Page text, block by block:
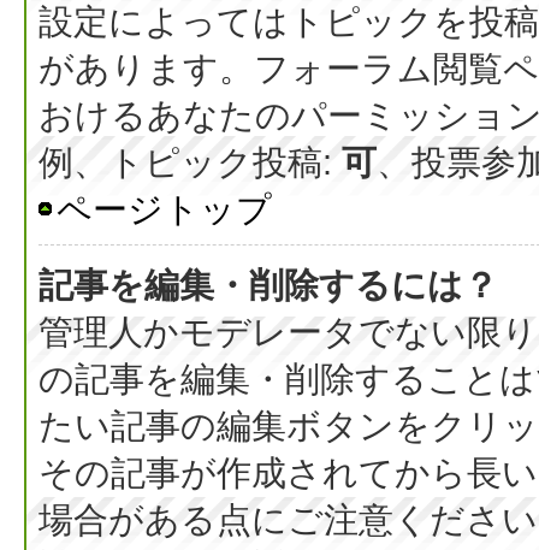
設定によってはトピックを投
があります。フォーラム閲覧
おけるあなたのパーミッショ
例、トピック投稿: 可、投票参
ページトップ
記事を編集・削除するには？
管理人かモデレータでない限
の記事を編集・削除すること
たい記事の編集ボタンをクリ
その記事が作成されてから長
場合がある点にご注意くださ